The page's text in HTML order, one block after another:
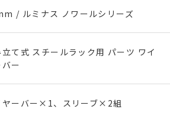
/ ルミナス ノワールシリーズ
て式 スチールラック用 パーツ ワイ
ー
ヤーバー×1、スリーブ×2組